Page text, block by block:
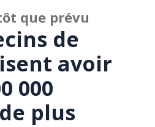
que prévu
de
avoir
000
plus